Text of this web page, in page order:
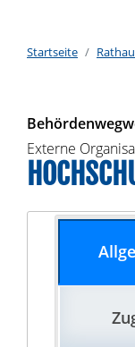
Startseite
Externe